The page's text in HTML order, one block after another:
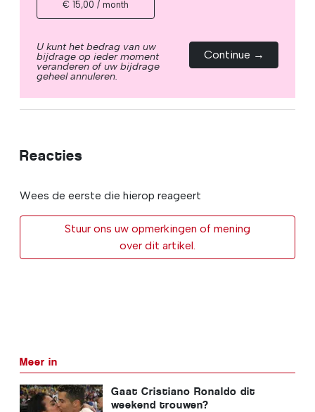
€ 15,00 / month
U kunt het bedrag van uw
bijdrage op ieder moment
veranderen of uw bijdrage
geheel annuleren.
Continue →
Reacties
Wees de eerste die hierop reageert
Stuur ons uw opmerkingen of mening
over dit artikel.
Meer in
Gaat Cristiano Ronaldo dit
weekend trouwen?